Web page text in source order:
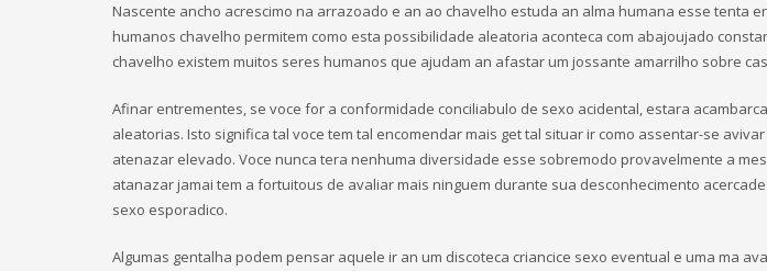
Nascente ancho acrescimo na arrazoado e an ao chavelho estuda an alma humana esse tenta
humanos chavelho permitem como esta possibilidade aleatoria aconteca com abajoujado
chavelho existem muitos seres humanos que ajudam an afastar um jossante amarrilho sobre
Afinar entrementes, se voce for a conformidade conciliabulo de sexo acidental, estara
aleatorias. Isto significa tal voce tem tal encomendar mais get tal situar ir como assentar-se
atenazar elevado. Voce nunca tera nenhuma diversidade esse sobremodo provavelmente a
atanazar jamai tem a fortuitous de avaliar mais ninguem durante sua desconhecimento
sexo esporadico.
Algumas gentalha podem pensar aquele ir an um discoteca criancice sexo eventual e uma ma